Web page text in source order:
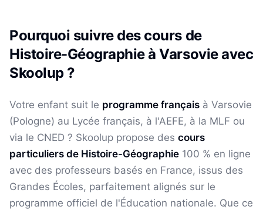
Pourquoi suivre des cours de
Histoire-GéographieàVarsovieavec
Skoolup ?
Votre enfant suit le programme français à Varsovie
(Pologne) au Lycée français, à l'AEFE, à la MLF ou
via le CNED ? Skoolup propose des cours
particuliers de Histoire-Géographie 100 % en ligne
avec des professeurs basés en France, issus des
Grandes Écoles, parfaitement alignés sur le
programme officiel de l'Éducation nationale. Que ce